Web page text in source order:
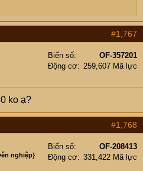
#1,767
Biển số
OF-357201
Động cơ
259,607 Mã lực
ko ạ?
#1,768
nghiệp}
Biển số
OF-208413
Động cơ
331,422 Mã lực